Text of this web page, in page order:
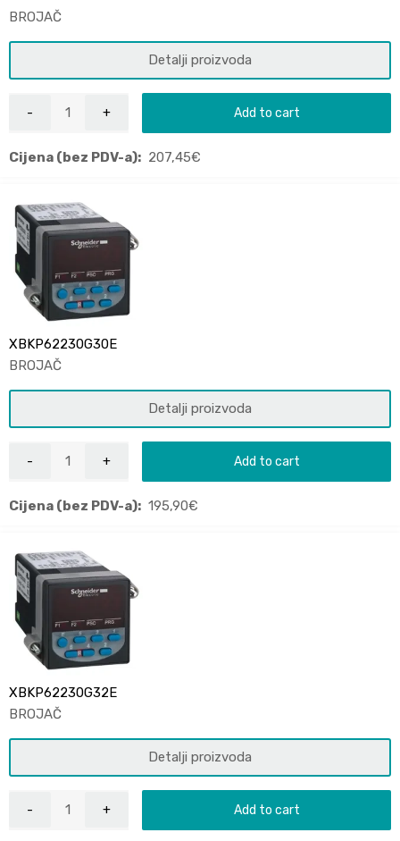
BROJAČ
Detalji proizvoda
Add to cart
Cijena (bez PDV-a): 207,45€
XBKP62230G30E
BROJAČ
Detalji proizvoda
Add to cart
Cijena (bez PDV-a): 195,90€
XBKP62230G32E
BROJAČ
Detalji proizvoda
Add to cart